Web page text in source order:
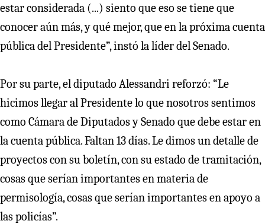
estar considerada (...) siento que eso se tiene que
conocer aún más, y qué mejor, que en la próxima cuenta
pública del Presidente”, instó la líder del Senado.
Por su parte, el diputado Alessandri reforzó: “Le
hicimos llegar al Presidente lo que nosotros sentimos
como Cámara de Diputados y Senado que debe estar en
la cuenta pública. Faltan 13 días. Le dimos un detalle de
proyectos con su boletín, con su estado de tramitación,
cosas que serían importantes en materia de
permisología, cosas que serían importantes en apoyo a
las policías”.